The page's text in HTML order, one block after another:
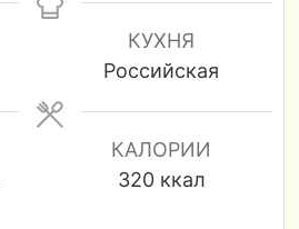
КУХНЯ
Российская
КАЛОРИИ
320 ккал